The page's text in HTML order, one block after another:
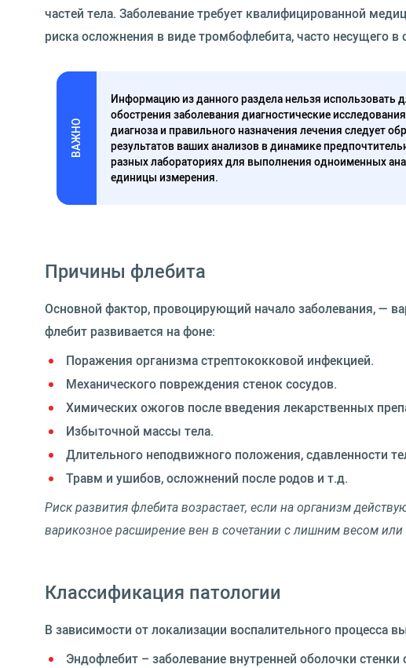
частей тела. Заболевание требует квалифицированной
риска осложнения в виде тромбофлебита, часто несущего в
ВАЖНО
Информацию из данного раздела нельзя использовать
обострения заболевания диагностические
диагноза и правильного назначения лечения следует
результатов ваших анализов в динамике
разных лабораториях для выполнения одноименных
единицы измерения.
Причины флебита
Основной фактор, провоцирующий начало заболевания, —
флебит развивается на фоне:
Поражения организма стрептококковой инфекцией.
Механического повреждения стенок сосудов.
Химических ожогов после введения лекарственных
Избыточной массы тела.
Длительного неподвижного положения, сдавленности
Травм и ушибов, осложнений после родов и т.д.
Риск развития флебита возрастает, если на организм
варикозное расширение вен в сочетании с лишним весом
Классификация патологии
В зависимости от локализации воспалительного процесса
Эндофлебит – заболевание внутренней оболочки стенки